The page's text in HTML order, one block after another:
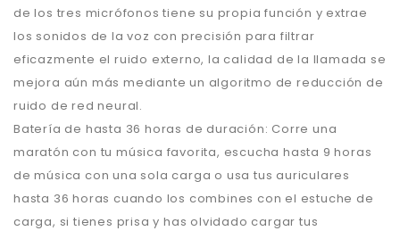
de los tres micrófonos tiene su propia función y extrae
los sonidos de la voz con precisión para filtrar
eficazmente el ruido externo, la calidad de la llamada se
mejora aún más mediante un algoritmo de reducción de
ruido de red neural.
Batería de hasta 36 horas de duración: Corre una
maratón con tu música favorita, escucha hasta 9 horas
de música con una sola carga o usa tus auriculares
hasta 36 horas cuando los combines con el estuche de
carga, si tienes prisa y has olvidado cargar tus